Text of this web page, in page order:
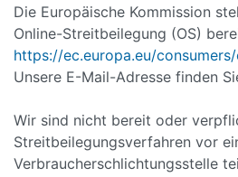
Die Europäische Kommission
Online-Streitbeilegung (OS)
https://ec.europa.eu/
Unsere E-Mail-Adresse finden
Wir sind nicht bereit oder
Streitbeilegungsverfahren vor
Verbraucherschlichtungsstelle